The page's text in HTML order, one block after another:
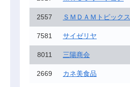
2557 ＳＭＤＡＭトピックス
7581 サイゼリヤ
8011 三陽商会
2669 カネ美食品